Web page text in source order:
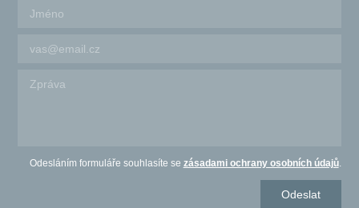
Odesláním formuláře souhlasíte se zásadami ochrany osobních údajů.